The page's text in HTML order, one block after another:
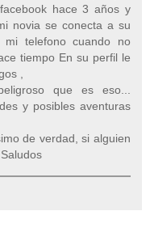
hace 3 años y
novia se conecta a su
mi telefono cuando no
tiempo En su perfil le
,
que es eso...
y posibles aventuras
de verdad, si alguien